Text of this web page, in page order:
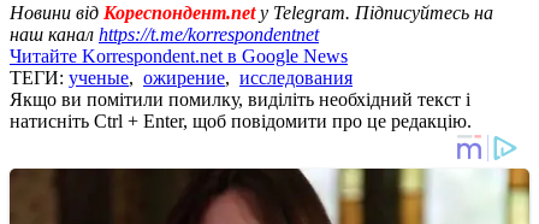
Новини від Кореспондент.netу Telegram. Підписуйтесь на
наш канал https://t.me/korrespondentnet
Читайте Korrespondent.net в Google News
ТЕГИ: ученые, ожирение, исследования
Якщо ви помітили помилку, виділіть необхідний текст і
натисніть Ctrl + Enter, щоб повідомити про це редакцію.